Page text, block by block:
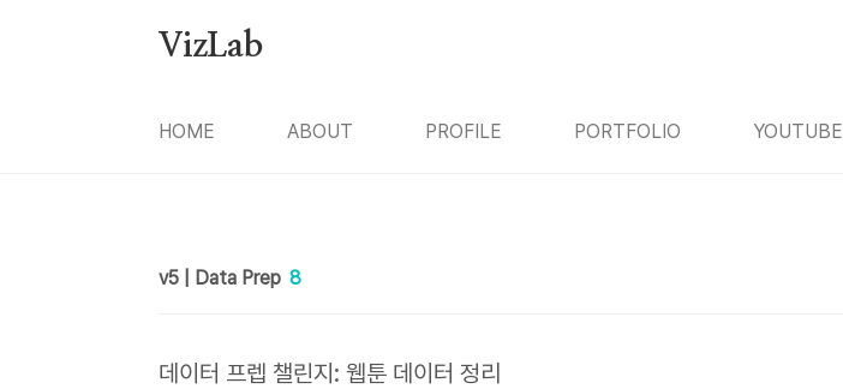
VizLab
HOME ABOUT PROFILE PORTFOLIO YOUTUBE
v5 | Data Prep 8
데이터 프렙 챌린지: 웹툰 데이터 정리